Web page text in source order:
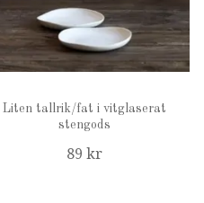
Liten tallrik/fat i vitglaserat
stengods
89 kr